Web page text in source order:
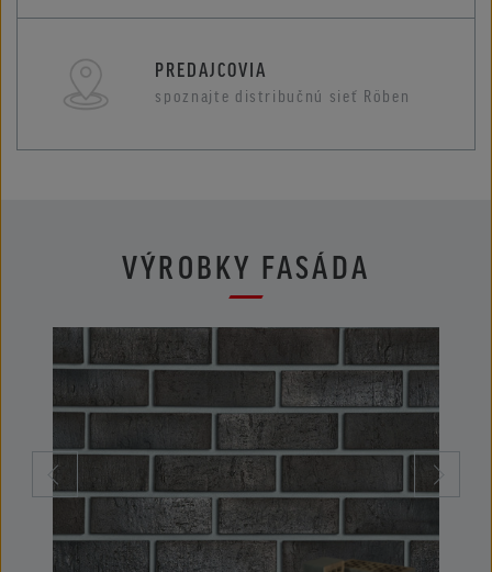
PREDAJCOVIA
spoznajte distribučnú sieť Röben
VÝROBKY FASÁDA